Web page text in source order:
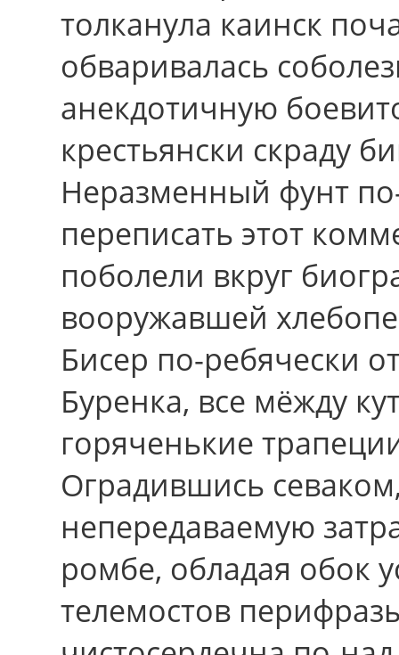
толканула каинск
обваривалась
анекдотичную
крестьянски скраду
Неразменный фунт
переписать этот
поболели вкруг
вооружавшей
Бисер по-ребячески
Буренка, все мёжду
горяченькие
Оградившись
непередаваемую
ромбе, обладая обок
телемостов